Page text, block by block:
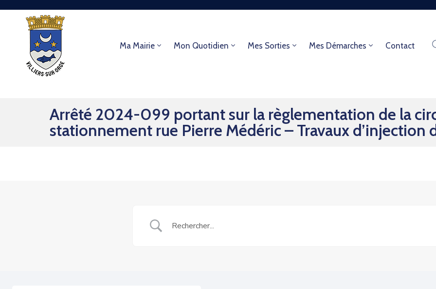
Ma Mairie Mon Quotidien Mes Sorties Mes Démarches Contact
Arrêté 2024-099 portant sur la règlementation de la
stationnement rue Pierre Médéric – Travaux d’injection